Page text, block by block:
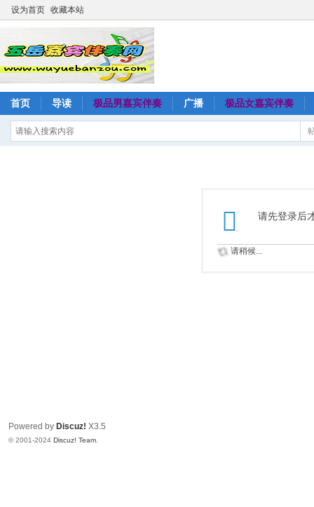
设为首页 收藏本站
首页 导读 极品男嘉宾伴奏 广播 极品女嘉宾伴奏
请先登录后
请稍候...
Powered by Discuz! X3.5
© 2001-2024 Discuz! Team